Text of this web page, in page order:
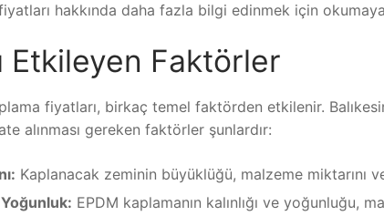
hakkında daha fazla bilgi edinmek için
Etkileyen Faktörler
fiyatları, birkaç temel faktörden etkilenir.
alınması gereken faktörler şunlardır:
Kaplanacak zeminin büyüklüğü, malzeme miktarını
Yoğunluk: EPDM kaplamanın kalınlığı ve yoğunluğu,